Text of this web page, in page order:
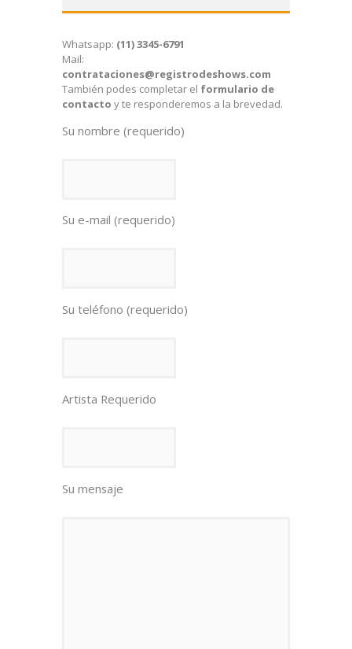
Whatsapp: (11) 3345-6791
Mail:
contrataciones@registrodeshows.com
También podes completar el formulario de
contacto y te responderemos a la brevedad.
Su nombre (requerido)
Su e-mail (requerido)
Su teléfono (requerido)
Artista Requerido
Su mensaje